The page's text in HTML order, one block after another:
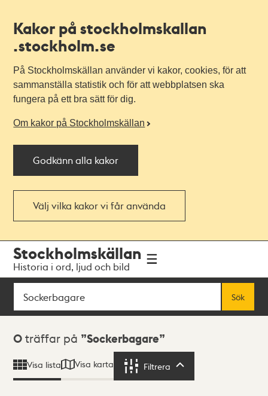
Kakor på stockholmskallan
.stockholm.se
På Stockholmskällan använder vi kakor, cookies, för att
sammanställa statistik och för att webbplatsen ska
fungera på ett bra sätt för dig.
Om kakor på Stockholmskällan
Godkänn alla kakor
Välj vilka kakor vi får använda
navigationen
huvudinnehållet
Stockholmskällan
Historia i ord, ljud och bild
Sök
Sök
Sökresultat
0 träffar på Sockerbagare
Visa lista Visa karta Filtrera